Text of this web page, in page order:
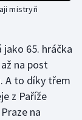
mistryň
65. hráčka
na post
A to díky třem
z Paříže
na